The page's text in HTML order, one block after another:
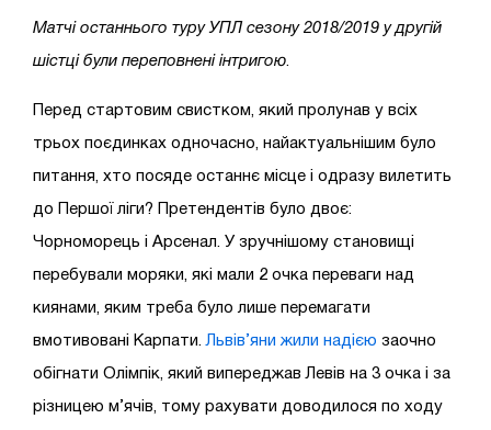
Матчі останнього туру УПЛ сезону 2018/2019 у другій
шістці були переповнені інтригою
Перед стартовим свистком, який пролунав у всіх
трьох поєдинках одночасно, найактуальнішим було
питання, хто посяде останнє місце і одразу вилетить
до Першої ліги? Претендентів було двоє:
Чорноморець і Арсенал. У зручнішому становищі
перебували моряки, які мали 2 очка переваги над
киянами, яким треба було лише перемагати
вмотивовані Карпати. Львів’яни жили надією заочно
обігнати Олімпік, який випереджав Левів на 3 очка і за
різницею м’ячів, тому рахувати доводилося по ходу